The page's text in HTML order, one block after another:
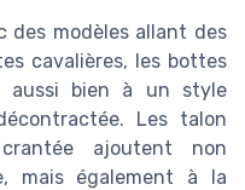
des modèles allant des
cavalières, les bottes
aussi bien à un style
Les talon
ajoutent non
mais également à la